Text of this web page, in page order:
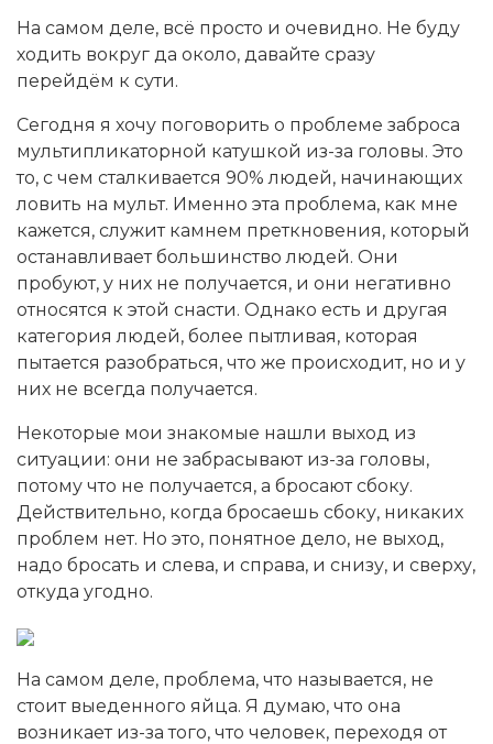
На самом деле, всё просто и очевидно. Не буду
ходить вокруг да около, давайте сразу
перейдём к сути.
Сегодня я хочу поговорить о проблеме заброса
мультипликаторной катушкой из-за головы. Это
то, с чем сталкивается 90% людей, начинающих
ловить на мульт. Именно эта проблема, как мне
кажется, служит камнем преткновения, который
останавливает большинство людей. Они
пробуют, у них не получается, и они негативно
относятся к этой снасти. Однако есть и другая
категория людей, более пытливая, которая
пытается разобраться, что же происходит, но и у
них не всегда получается.
Некоторые мои знакомые нашли выход из
ситуации: они не забрасывают из-за головы,
потому что не получается, а бросают сбоку.
Действительно, когда бросаешь сбоку, никаких
проблем нет. Но это, понятное дело, не выход,
надо бросать и слева, и справа, и снизу, и сверху,
откуда угодно.
На самом деле, проблема, что называется, не
стоит выеденного яйца. Я думаю, что она
возникает из-за того, что человек, переходя от